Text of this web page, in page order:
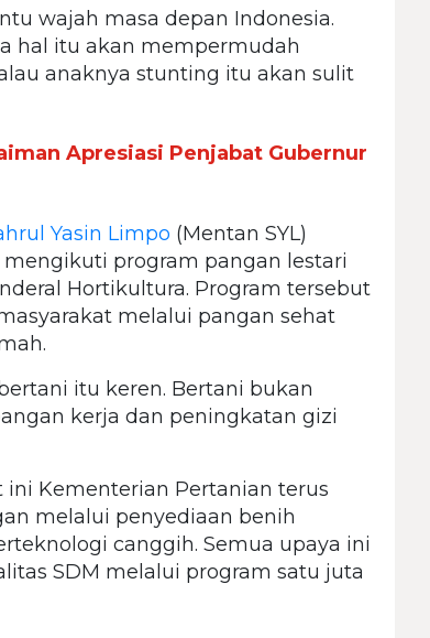
wajah masa depan Indonesia.
hal itu akan mempermudah
anaknya stunting itu akan sulit
Apresiasi Penjabat Gubernur
Yasin Limpo (Mentan SYL)
program pangan lestari
Hortikultura. Program tersebut
melalui pangan sehat
itu keren. Bertani bukan
kerja dan peningkatan gizi
ini Kementerian Pertanian terus
melalui penyediaan benih
canggih. Semua upaya ini
SDM melalui program satu juta